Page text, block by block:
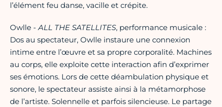
l’élément feu danse, vacille et crépite.
Owlle - ALL THE SATELLITES, performance musicale :
Dos au spectateur, Owlle instaure une connexion
intime entre l’œuvre et sa propre corporalité. Machines
au corps, elle exploite cette interaction afin d’exprimer
ses émotions. Lors de cette déambulation physique et
sonore, le spectateur assiste ainsi à la métamorphose
de l’artiste. Solennelle et parfois silencieuse. Le partage